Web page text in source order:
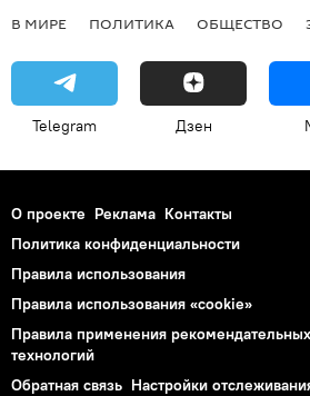
В МИРЕ ПОЛИТИКА ОБЩЕСТВО
Telegram Дзен
О проекте Реклама Контакты
Политика конфиденциальности
Правила использования
Правила использования «cookie»
Правила применения рекомендательных
технологий
Обратная связь Настройки